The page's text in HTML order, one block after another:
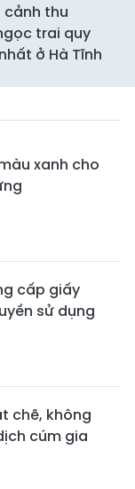
cảnh thu
trai quy
ở Hà Tĩnh
xanh cho
cấp giấy
sử dụng
chẽ, không
cúm gia